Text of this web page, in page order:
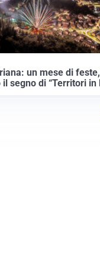
un mese di
segno di “Territori in